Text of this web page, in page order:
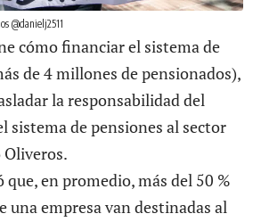
@danielj2511
cómo financiar el sistema de
de 4 millones de pensionados),
la responsabilidad del
sistema de pensiones al sector
Oliveros.
en promedio, más del 50 %
una empresa van destinadas al